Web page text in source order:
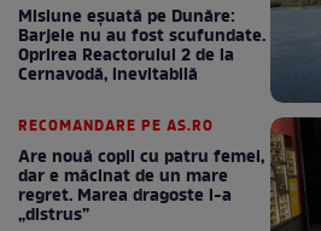
Misiune eșuată pe Dunăre:
Barjele nu au fost scufundate.
Oprirea Reactorului 2 de la
Cernavodă, inevitabilă
RECOMANDARE PE AS.RO
Are nouă copii cu patru femei,
dar e măcinat de un mare
regret. Marea dragoste l-a
„distrus”